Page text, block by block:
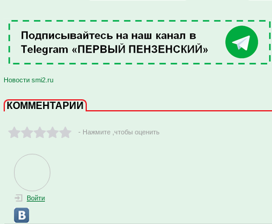
Новости smi2.ru
КОММЕНТАРИИ
- Нажмите ,чтобы оценить
Войти